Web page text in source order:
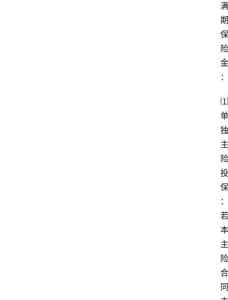
满
期
保
险
金
：
⑴
单
独
主
险
投
保
：
若
本
主
险
合
同